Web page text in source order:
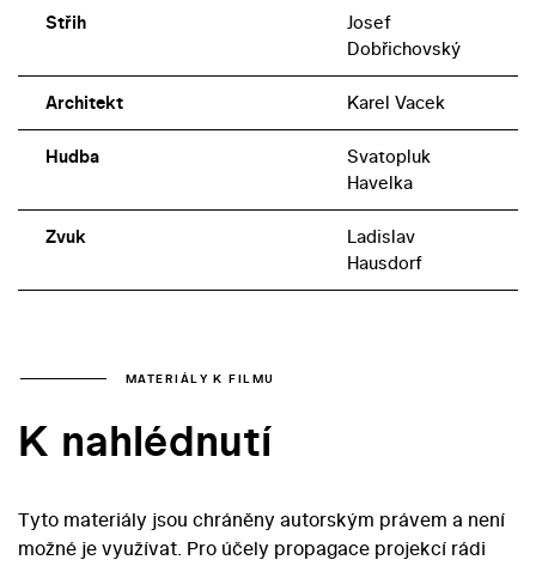
Střih
Josef
Dobřichovský
Architekt Karel Vacek
Hudba
Svatopluk
Havelka
Zvuk
Ladislav
Hausdorf
MATERIÁLY K FILMU
K nahlédnutí
Tyto materiály jsou chráněny autorským právem a není
možné je využívat. Pro účely propagace projekcí rádi